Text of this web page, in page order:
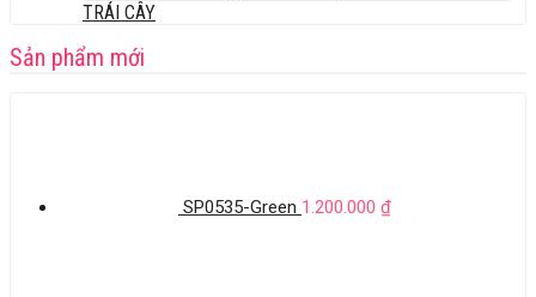
TRÁI CÂY
Sản phẩm mới
SP0535-Green 1.200.000 ₫